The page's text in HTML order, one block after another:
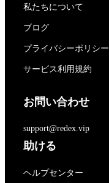
私たちについて
ブログ
プライバシーポリシー
サービス利用規約
お問い合わせ
support@redex.vip
助ける
ヘルプセンター